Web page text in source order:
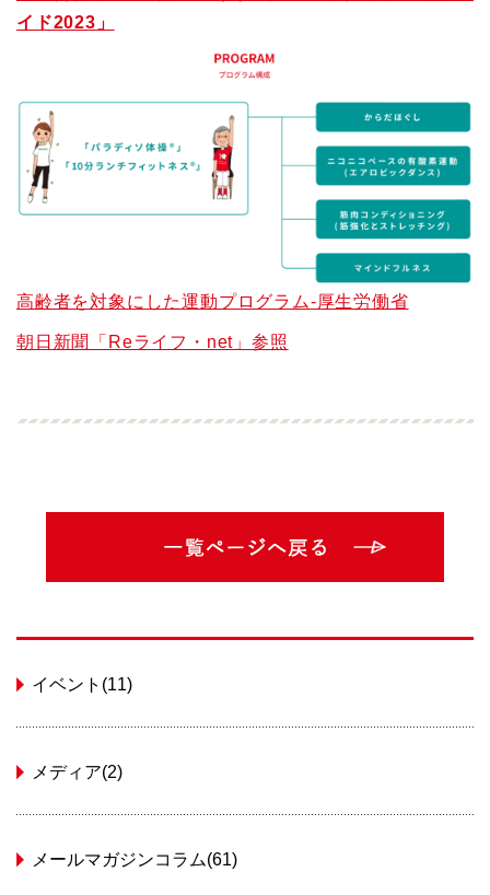
イド2023」
高齢者を対象にした運動プログラム-厚生労働省
朝日新聞「Reライフ・net」参照
イベント(11)
メディア(2)
メールマガジンコラム(61)